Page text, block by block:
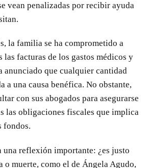
vean penalizadas por recibir ayuda
la familia se ha comprometido a
las facturas de los gastos médicos y
anunciado que cualquier cantidad
a una causa benéfica. No obstante,
con sus abogados para asegurarse
las obligaciones fiscales que implica
fondos.
una reflexión importante: ¿es justo
o muerte, como el de Ángela Agudo,